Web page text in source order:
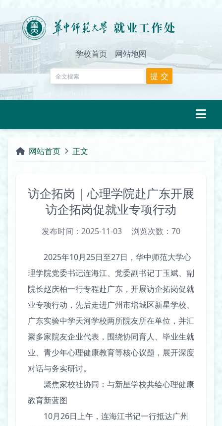
学校首页 网站地图
网站首页 正文
访企拓岗｜心理学院赴广东开展
访企拓岗促就业专项行动
发布时间：2025-11-03 浏览次数： 70
2025年10月25日至27日，华中师范大学心
理学院党委书记连海江、党委副书记丁玉斌、副
院长赵庆柏一行专程赴广东，开展访企拓岗促就
业专项行动，先后走进广州市增城区新星学校、
广东实验中学天河学校两所院友所在单位，并汇
聚多家院友企业代表，围绕协同育人、毕业生就
业、青少年心理健康教育等核心议题，展开深度
对话与务实研讨。
聚焦家校社协同：与新星学校共绘心理健康
教育新蓝图
10月26日上午，连海江书记一行抵达广州